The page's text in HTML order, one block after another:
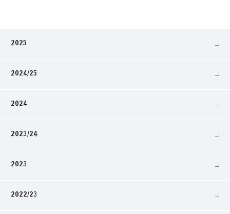
2025
2024/25
2024
2023/24
2023
2022/23